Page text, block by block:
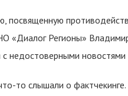
посвященную
«Диалог Регионы»
с недостоверными
то слышали о